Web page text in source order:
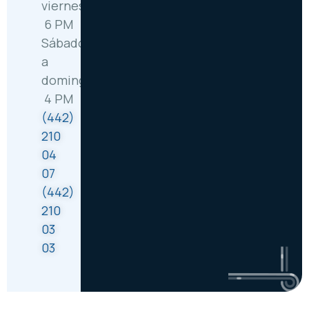
viernes: 6:30 AM –
6 PM
Sábado
a
domingo: 8 AM –
4 PM
(442)
210
04
07
(442)
210
03
03